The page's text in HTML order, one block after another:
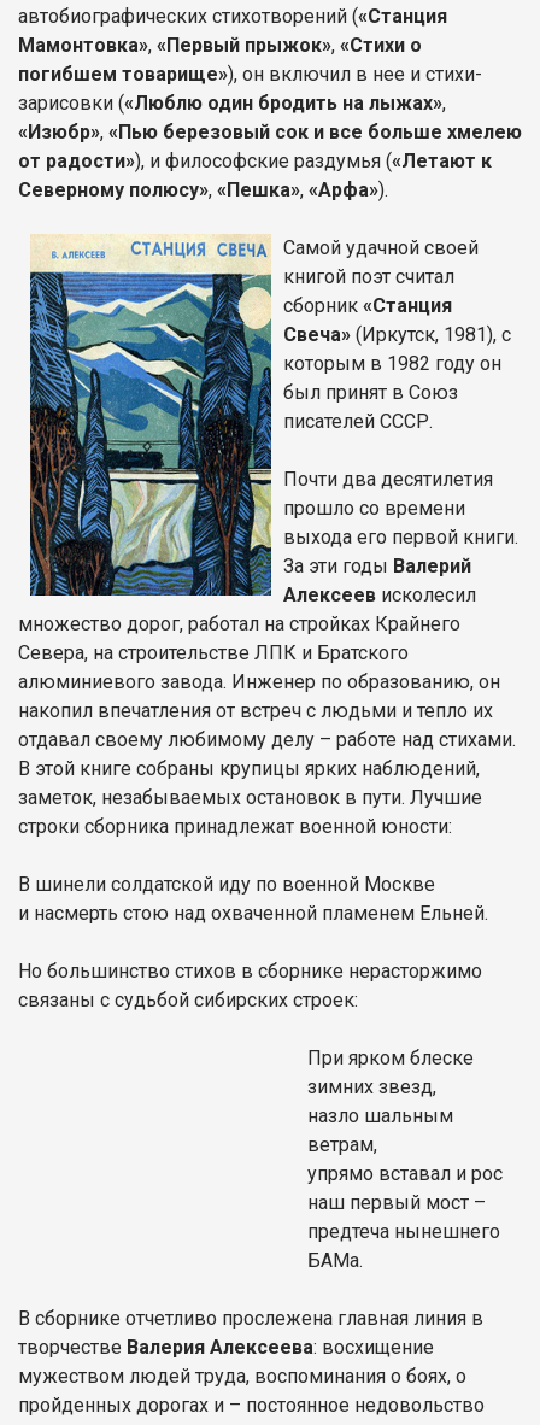
автобиографических стихотворений («Станция
Мамонтовка», «Первый прыжок», «Стихи о
погибшем товарище»), он включил в нее и стихи-
зарисовки («Люблю один бродить на лыжах»,
«Изюбр», «Пью березовый сок и все больше хмелею
от радости»), и философские раздумья («Летают к
Северному полюсу», «Пешка», «Арфа»).
Самой удачной своей
книгой поэт считал
сборник «Станция
Свеча» (Иркутск, 1981), с
которым в 1982 году он
был принят в Союз
писателей СССР.
Почти два десятилетия
прошло со времени
выхода его первой книги.
За эти годы Валерий
Алексеев исколесил
множество дорог, работал на стройках Крайнего
Севера, на строительстве ЛПК и Братского
алюминиевого завода. Инженер по образованию, он
накопил впечатления от встреч с людьми и тепло их
отдавал своему любимому делу – работе над стихами.
В этой книге собраны крупицы ярких наблюдений,
заметок, незабываемых остановок в пути. Лучшие
строки сборника принадлежат военной юности:
В шинели солдатской иду по военной Москве
и насмерть стою над охваченной пламенем Ельней.
Но большинство стихов в сборнике нерасторжимо
связаны с судьбой сибирских строек:
При ярком блеске
зимних звезд,
назло шальным
ветрам,
упрямо вставал и рос
наш первый мост –
предтеча нынешнего
БАМа.
В сборнике отчетливо прослежена главная линия в
творчестве Валерия Алексеева: восхищение
мужеством людей труда, воспоминания о боях, о
пройденных дорогах и – постоянное недовольство